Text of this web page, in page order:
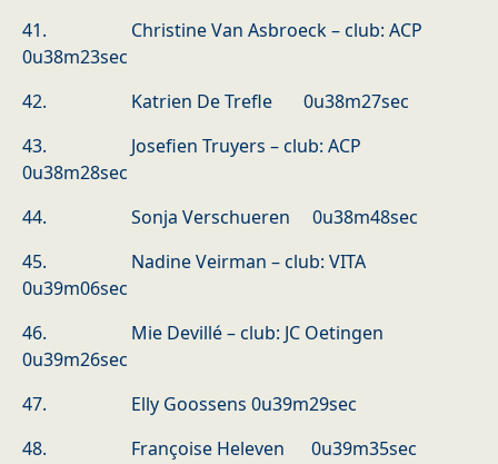
41. Christine Van Asbroeck – club: ACP
0u38m23sec
42. Katrien De Trefle 0u38m27sec
43. Josefien Truyers – club: ACP
0u38m28sec
44. Sonja Verschueren 0u38m48sec
45. Nadine Veirman – club: VITA
0u39m06sec
46. Mie Devillé – club: JC Oetingen
0u39m26sec
47. Elly Goossens 0u39m29sec
48. Françoise Heleven 0u39m35sec